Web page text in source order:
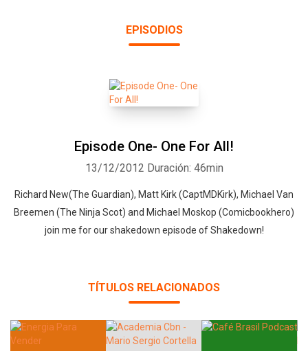
EPISODIOS
Episode One- One For All!
13/12/2012 Duración: 46min
Richard New(The Guardian), Matt Kirk (CaptMDKirk), Michael Van
Breemen (The Ninja Scot) and Michael Moskop (Comicbookhero)
join me for our shakedown episode of Shakedown!
TÍTULOS RELACIONADOS